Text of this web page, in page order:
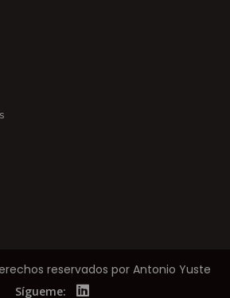
reservados por Antonio Yuste
Sígueme: